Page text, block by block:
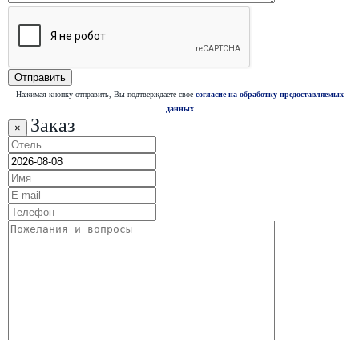
Нажимая кнопку отправить, Вы подтверждаете свое согласие на обработку предоставляемых
данных
× Заказ